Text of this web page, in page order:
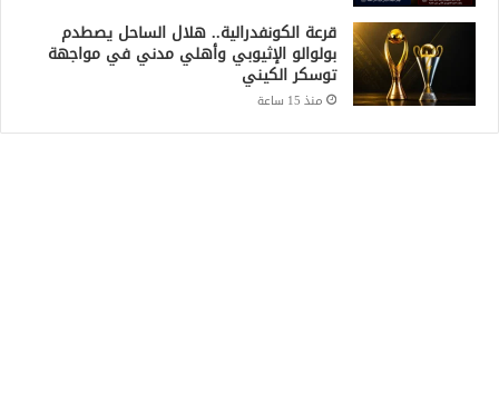
قرعة الكونفدرالية.. هلال الساحل يصطدم
بولوالو الإثيوبي وأهلي مدني في مواجهة
توسكر الكيني
منذ 15 ساعة